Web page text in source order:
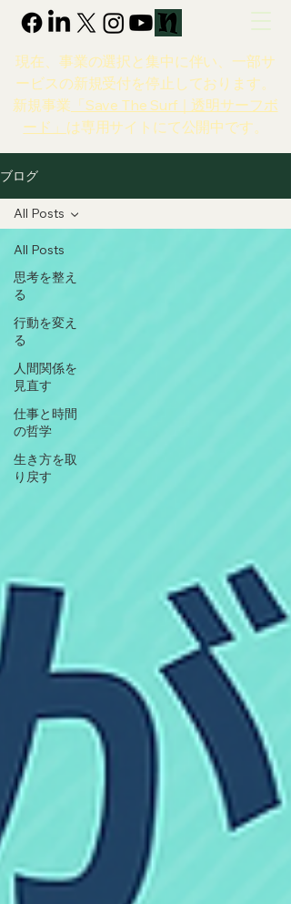
現在、事業の選択と集中に伴い、一部サ
ービスの新規受付を停止しております。
新規事業 「Save The Surf｜透明サーフボ
ード」 は専用サイトにて公開中です。
ブログ
All Posts
思考を整え
る
行動を変え
る
人間関係を
見直す
仕事と時間
の哲学
生き方を取
り戻す
All Posts